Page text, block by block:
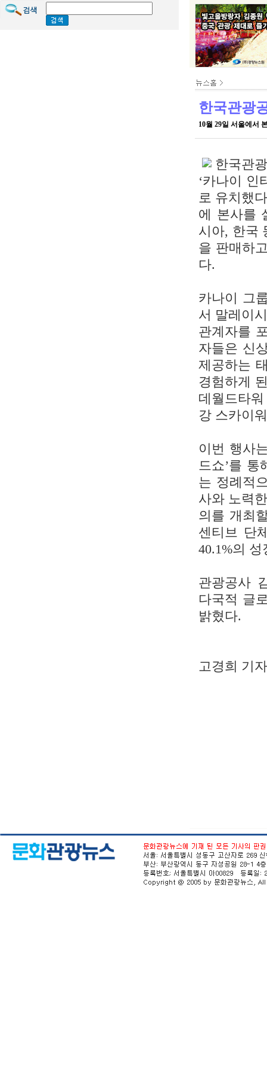
한국관광
10월 29일 서울에서
한국관
‘카나이 인
로 유치했
에 본사를
시아, 한국
을 판매하
다.
카나이 그
서 말레이
관계자를
자들은 신
제공하는
경험하게
데월드타
강 스카이
이번 행사
드쇼’를
는 정례적
사와 노력
의를 개최
센티브 단
40.1%의
관광공사
다국적 글
밝혔다.
고경희 기